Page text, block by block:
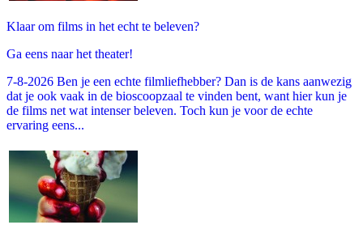
Klaar om films in het echt te beleven?
Ga eens naar het theater!
7-8-2026 Ben je een echte filmliefhebber? Dan is de kans aanwezig
dat je ook vaak in de bioscoopzaal te vinden bent, want hier kun je
de films net wat intenser beleven. Toch kun je voor de echte
ervaring eens...